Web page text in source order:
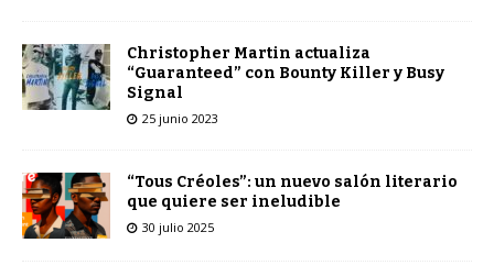
Christopher Martin actualiza
“Guaranteed” con Bounty Killer y Busy
Signal
25 junio 2023
“Tous Créoles”: un nuevo salón literario
que quiere ser ineludible
30 julio 2025